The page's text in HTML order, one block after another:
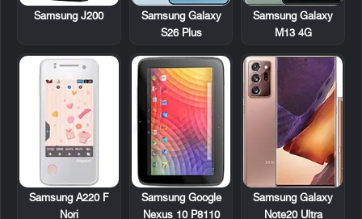
Samsung Galaxy
M13 4G
Samsung Galaxy
S26 Plus
Samsung J200
Samsung Galaxy
Note20 Ultra
Samsung Google
Nexus 10 P8110
Samsung A220 F
Nori